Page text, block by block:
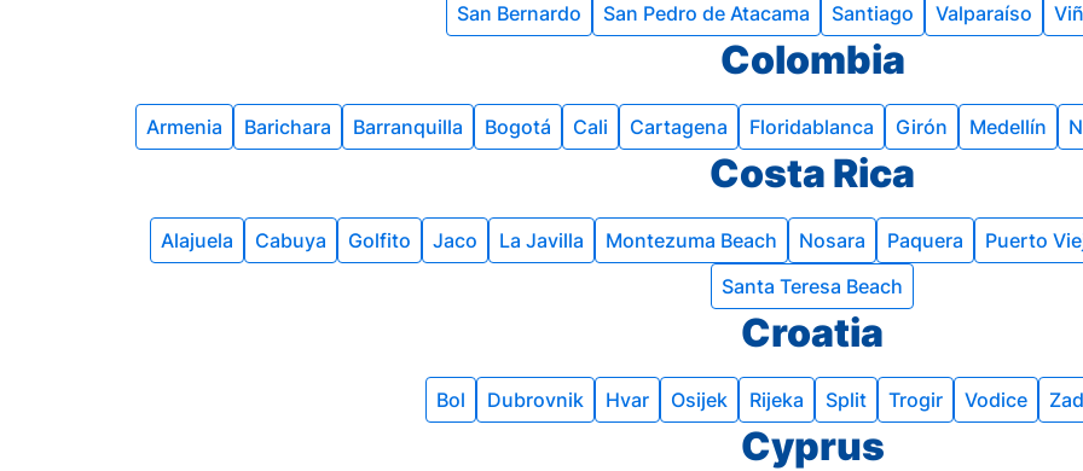
San Bernardo
San Pedro de Atacama Santiago Valparaíso
Colombia
Armenia Barichara Barranquilla Bogotá Cali Cartagena Floridablanca Girón Medellín
Costa Rica
Alajuela Cabuya Golfito Jaco La Javilla Montezuma Beach Nosara Paquera Puerto
Santa Teresa Beach
Croatia
Bol Dubrovnik Hvar Osijek Rijeka Split Trogir Vodice
Cyprus